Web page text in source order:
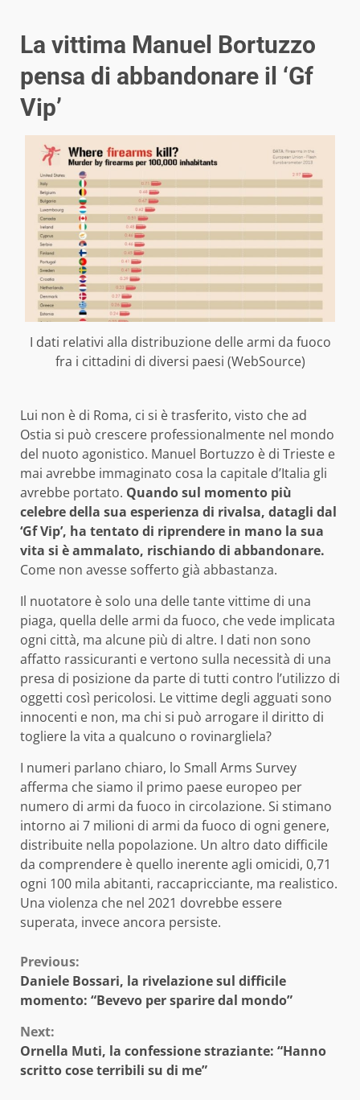
La vittima Manuel Bortuzzo
pensa di abbandonare il ‘Gf
Vip’
I dati relativi alla distribuzione delle armi da fuoco
fra i cittadini di diversi paesi (WebSource)
Lui non è di Roma, ci si è trasferito, visto che ad
Ostia si può crescere professionalmente nel mondo
del nuoto agonistico. Manuel Bortuzzo è di Trieste e
mai avrebbe immaginato cosa la capitale d’Italia gli
avrebbe portato. Quando sul momento più
celebre della sua esperienza di rivalsa, datagli dal
‘Gf Vip’, ha tentato di riprendere in mano la sua
vita si è ammalato, rischiando di abbandonare.
Come non avesse sofferto già abbastanza.
Il nuotatore è solo una delle tante vittime di una
piaga, quella delle armi da fuoco, che vede implicata
ogni città, ma alcune più di altre. I dati non sono
affatto rassicuranti e vertono sulla necessità di una
presa di posizione da parte di tutti contro l’utilizzo di
oggetti così pericolosi. Le vittime degli agguati sono
innocenti e non, ma chi si può arrogare il diritto di
togliere la vita a qualcuno o rovinargliela?
I numeri parlano chiaro, lo Small Arms Survey
afferma che siamo il primo paese europeo per
numero di armi da fuoco in circolazione. Si stimano
intorno ai 7 milioni di armi da fuoco di ogni genere,
distribuite nella popolazione. Un altro dato difficile
da comprendere è quello inerente agli omicidi, 0,71
ogni 100 mila abitanti, raccapricciante, ma realistico.
Una violenza che nel 2021 dovrebbe essere
superata, invece ancora persiste.
Continue
Reading
Previous:
Daniele Bossari, la rivelazione sul difficile
momento: “Bevevo per sparire dal mondo”
Next:
Ornella Muti, la confessione straziante: “Hanno
scritto cose terribili su di me”